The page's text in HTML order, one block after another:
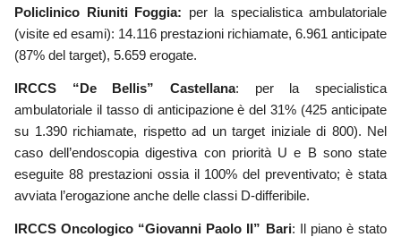
Policlinico Riuniti Foggia: per la specialistica ambulatoriale
(visite ed esami): 14.116 prestazioni richiamate, 6.961 anticipate
(87% del target), 5.659 erogate.
IRCCS “ De Bellis” Castellana: per la specialistica
ambulatoriale il tasso di anticipazione è del 31% (425 anticipate
su 1.390 richiamate, rispetto ad un target iniziale di 800). Nel
caso dell’endoscopia digestiva con priorità U e B sono state
eseguite 88 prestazioni ossia il 100% del preventivato; è stata
avviata l’erogazione anche delle classi D-differibile.
IRCCS Oncologico “Giovanni Paolo II ” Bari: Il piano è stato